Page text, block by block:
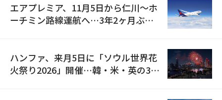
エアプレミア、11月5日から仁川〜ホ
ーチミン路線運航へ…3年2ヶ月ぶり
ハンファ、来月5日に「ソウル世界花
火祭り2026」開催…韓・米・英の3カ